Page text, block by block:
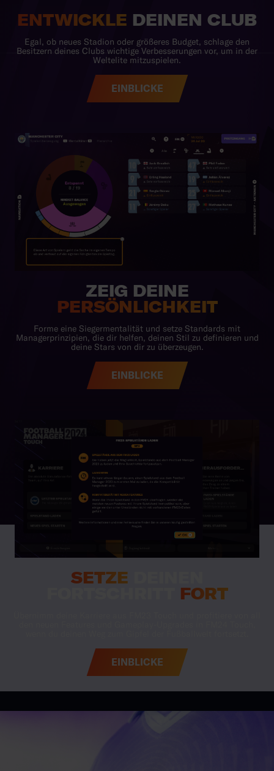
EINBLICKE
EINBLICKE
EINBLICKE